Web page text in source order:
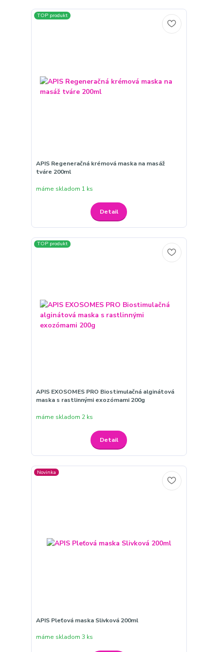
TOP produkt
APIS Regeneračná krémová maska ​​na masáž
tváre 200ml
máme skladom 1 ks
Detail
TOP produkt
APIS EXOSOMES PRO Biostimulačná alginátová
maska s rastlinnými exozómami 200g
máme skladom 2 ks
Detail
Novinka
APIS Pleťová maska Slivková 200ml
máme skladom 3 ks